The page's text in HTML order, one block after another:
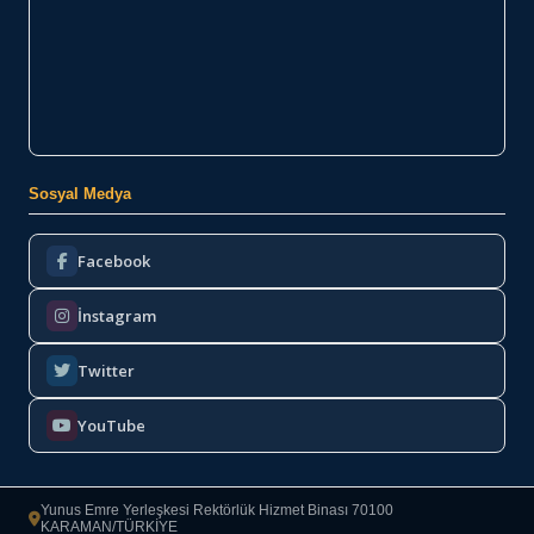
Sosyal Medya
Facebook
İnstagram
Twitter
YouTube
Yunus Emre Yerleşkesi Rektörlük Hizmet Binası 70100
KARAMAN/TÜRKİYE